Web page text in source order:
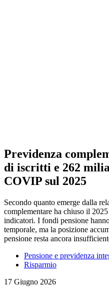
Previdenza
di iscritti e 262
COVIP sul 2025
Secondo quanto emerge dalla
complementare ha chiuso il
indicatori. I fondi pensione
temporale, ma la posizione
pensione resta ancora
Pensione e previdenza
Risparmio
17 Giugno 2026